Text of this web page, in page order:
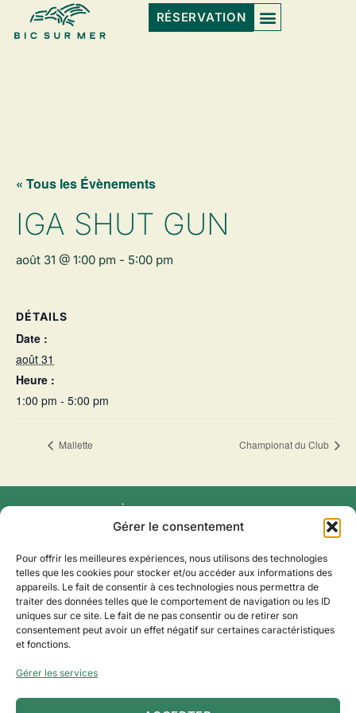
Gérer le consentement
Pour offrir les meilleures expériences, nous utilisons des technologies
telles que les cookies pour stocker et/ou accéder aux informations des
appareils. Le fait de consentir à ces technologies nous permettra de
traiter des données telles que le comportement de navigation ou les ID
uniques sur ce site. Le fait de ne pas consentir ou de retirer son
consentement peut avoir un effet négatif sur certaines caractéristiques
et fonctions.
Gérer les services
RÉSERVATION
« Tous les Évènements
IGA SHUT GUN
août 31 @ 1:00 pm - 5:00 pm
DÉTAILS
Date :
août 31
Heure :
1:00 pm - 5:00 pm
Mallette Championat du Club
INSCRIVEZ‑VOUS À NOTRE INFOLETTRE
150, route du Golf-du-Bic,